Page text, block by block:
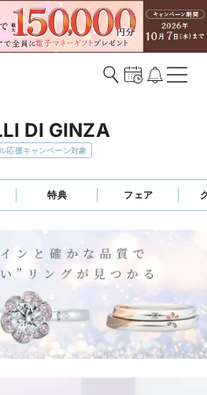
DI GINZA
応援キャンペーン対象
特典 フェア